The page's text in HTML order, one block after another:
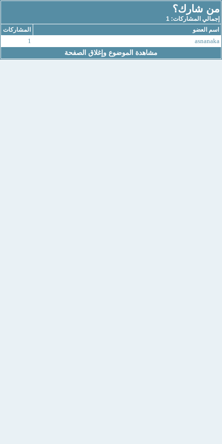
من شارك؟
إجمالي المشاركات: 1
اسم العضو
المشاركات
asnanaka
1
مشاهدة الموضوع وإغلاق الصفحة